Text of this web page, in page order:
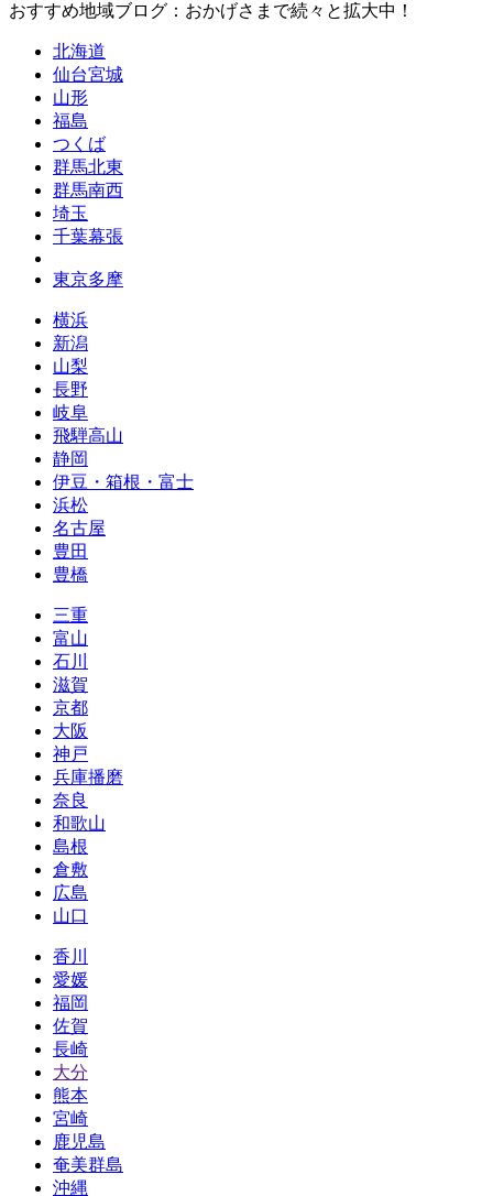
おすすめ地域ブログ：おかげさまで続々と拡大中！
北海道
仙台宮城
山形
福島
つくば
群馬北東
群馬南西
埼玉
千葉幕張
東京多摩
横浜
新潟
山梨
長野
岐阜
飛騨高山
静岡
伊豆・箱根・富士
浜松
名古屋
豊田
豊橋
三重
富山
石川
滋賀
京都
大阪
神戸
兵庫播磨
奈良
和歌山
島根
倉敷
広島
山口
香川
愛媛
福岡
佐賀
長崎
大分
熊本
宮崎
鹿児島
奄美群島
沖縄